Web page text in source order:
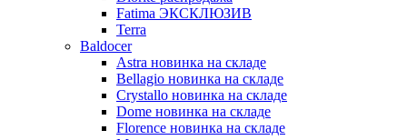
Fatima ЭКСКЛЮЗИВ
Terra
Baldoсer
Astra новинка на складе
Bellagio новинка на складе
Crystallo новинка на складе
Dome новинка на складе
Florence новинка на складе